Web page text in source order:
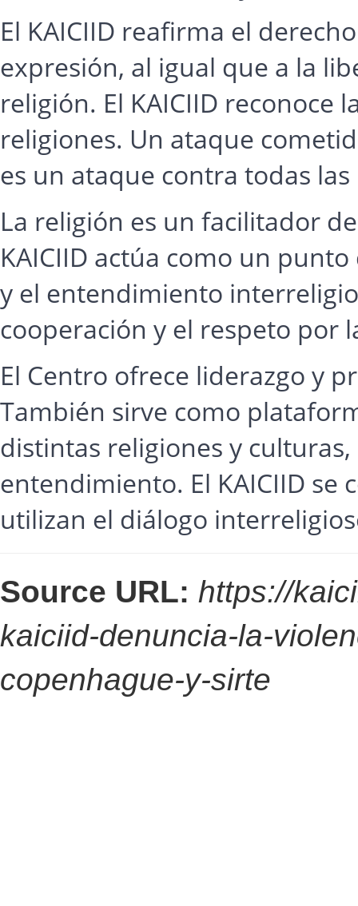
El KAICIID reafirma el
expresión, al igual que a la
religión. El KAICIID reconoce
religiones. Un ataque
es un ataque contra todas
La religión es un facilitador
KAICIID actúa como un
y el entendimiento
cooperación y el respeto por
El Centro ofrece liderazgo y
También sirve como
distintas religiones y
entendimiento. El KAICIID
utilizan el diálogo
Source URL: https://
kaiciid-denuncia-la-
copenhague-y-sirte